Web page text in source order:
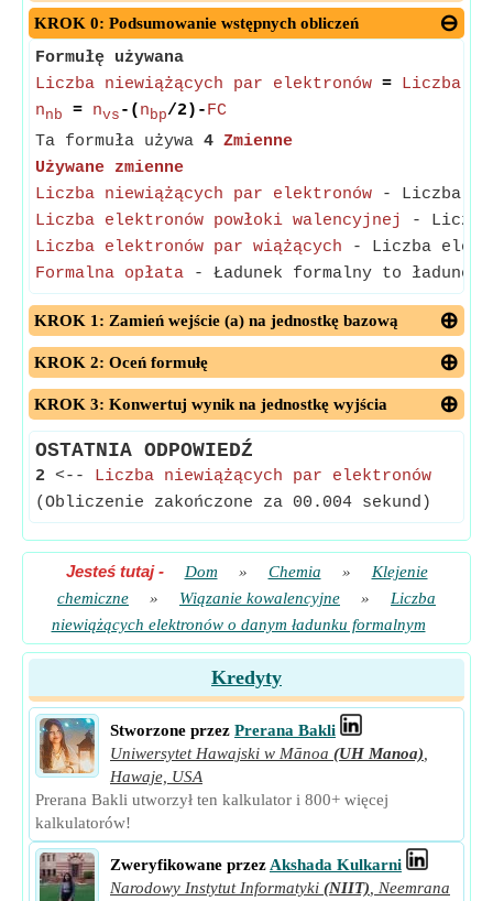
KROK 0: Podsumowanie wstępnych obliczeń
Formułę używana
Liczba niewiążących par elektronów = Liczba
nnb = nvs -( nbp/2)-FC
Ta formuła używa 4 Zmienne
Używane zmienne
Liczba niewiążących par elektronów - Liczba
Liczba elektronów powłoki walencyjnej
- Liczba
Liczba elektronów par wiążących - Liczba
Formalna opłata - Ładunek formalny to
KROK 1: Zamień wejście (a) na jednostkę bazową
KROK 2: Oceń formułę
KROK 3: Konwertuj wynik na jednostkę wyjścia
OSTATNIA ODPOWIEDŹ
2 <-- Liczba niewiążących par elektronów
(Obliczenie zakończone za 00.004 sekund)
Jesteś tutaj- Dom » Chemia »
Klejenie
chemiczne
» Wiązanie kowalencyjne »
Liczba
niewiążących elektronów o danym ładunku formalnym
Kredyty
Stworzone przez Prerana Bakli
Uniwersytet Hawajski w Mānoa (UH Manoa)
Hawaje, USA
Prerana Bakli utworzył ten kalkulator i 800+ więcej
kalkulatorów!
Zweryfikowane przez Akshada Kulkarni
Narodowy Instytut Informatyki (NIIT)
Neemrana